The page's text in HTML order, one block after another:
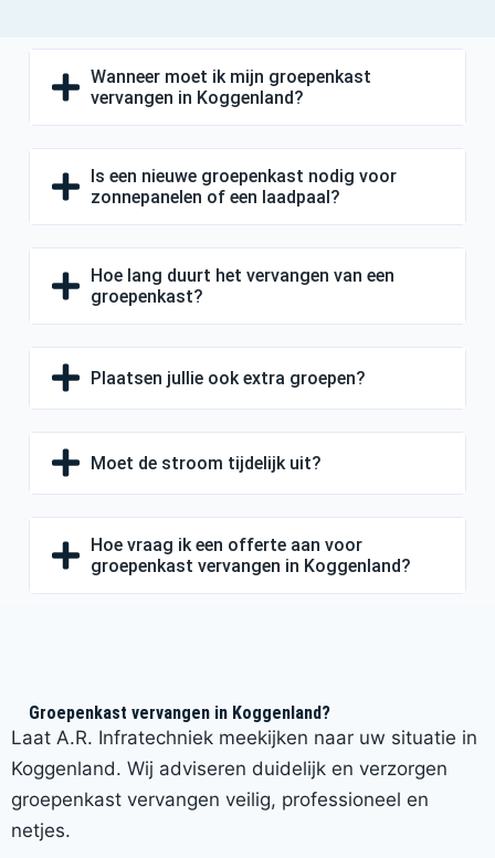
Wanneer moet ik mijn groepenkast
vervangen in Koggenland?
Is een nieuwe groepenkast nodig voor
zonnepanelen of een laadpaal?
Hoe lang duurt het vervangen van een
groepenkast?
Plaatsen jullie ook extra groepen?
Moet de stroom tijdelijk uit?
Hoe vraag ik een offerte aan voor
groepenkast vervangen in Koggenland?
Groepenkast vervangen in Koggenland?
Laat A.R. Infratechniek meekijken naar uw situatie in
Koggenland. Wij adviseren duidelijk en verzorgen
groepenkast vervangen veilig, professioneel en
netjes.